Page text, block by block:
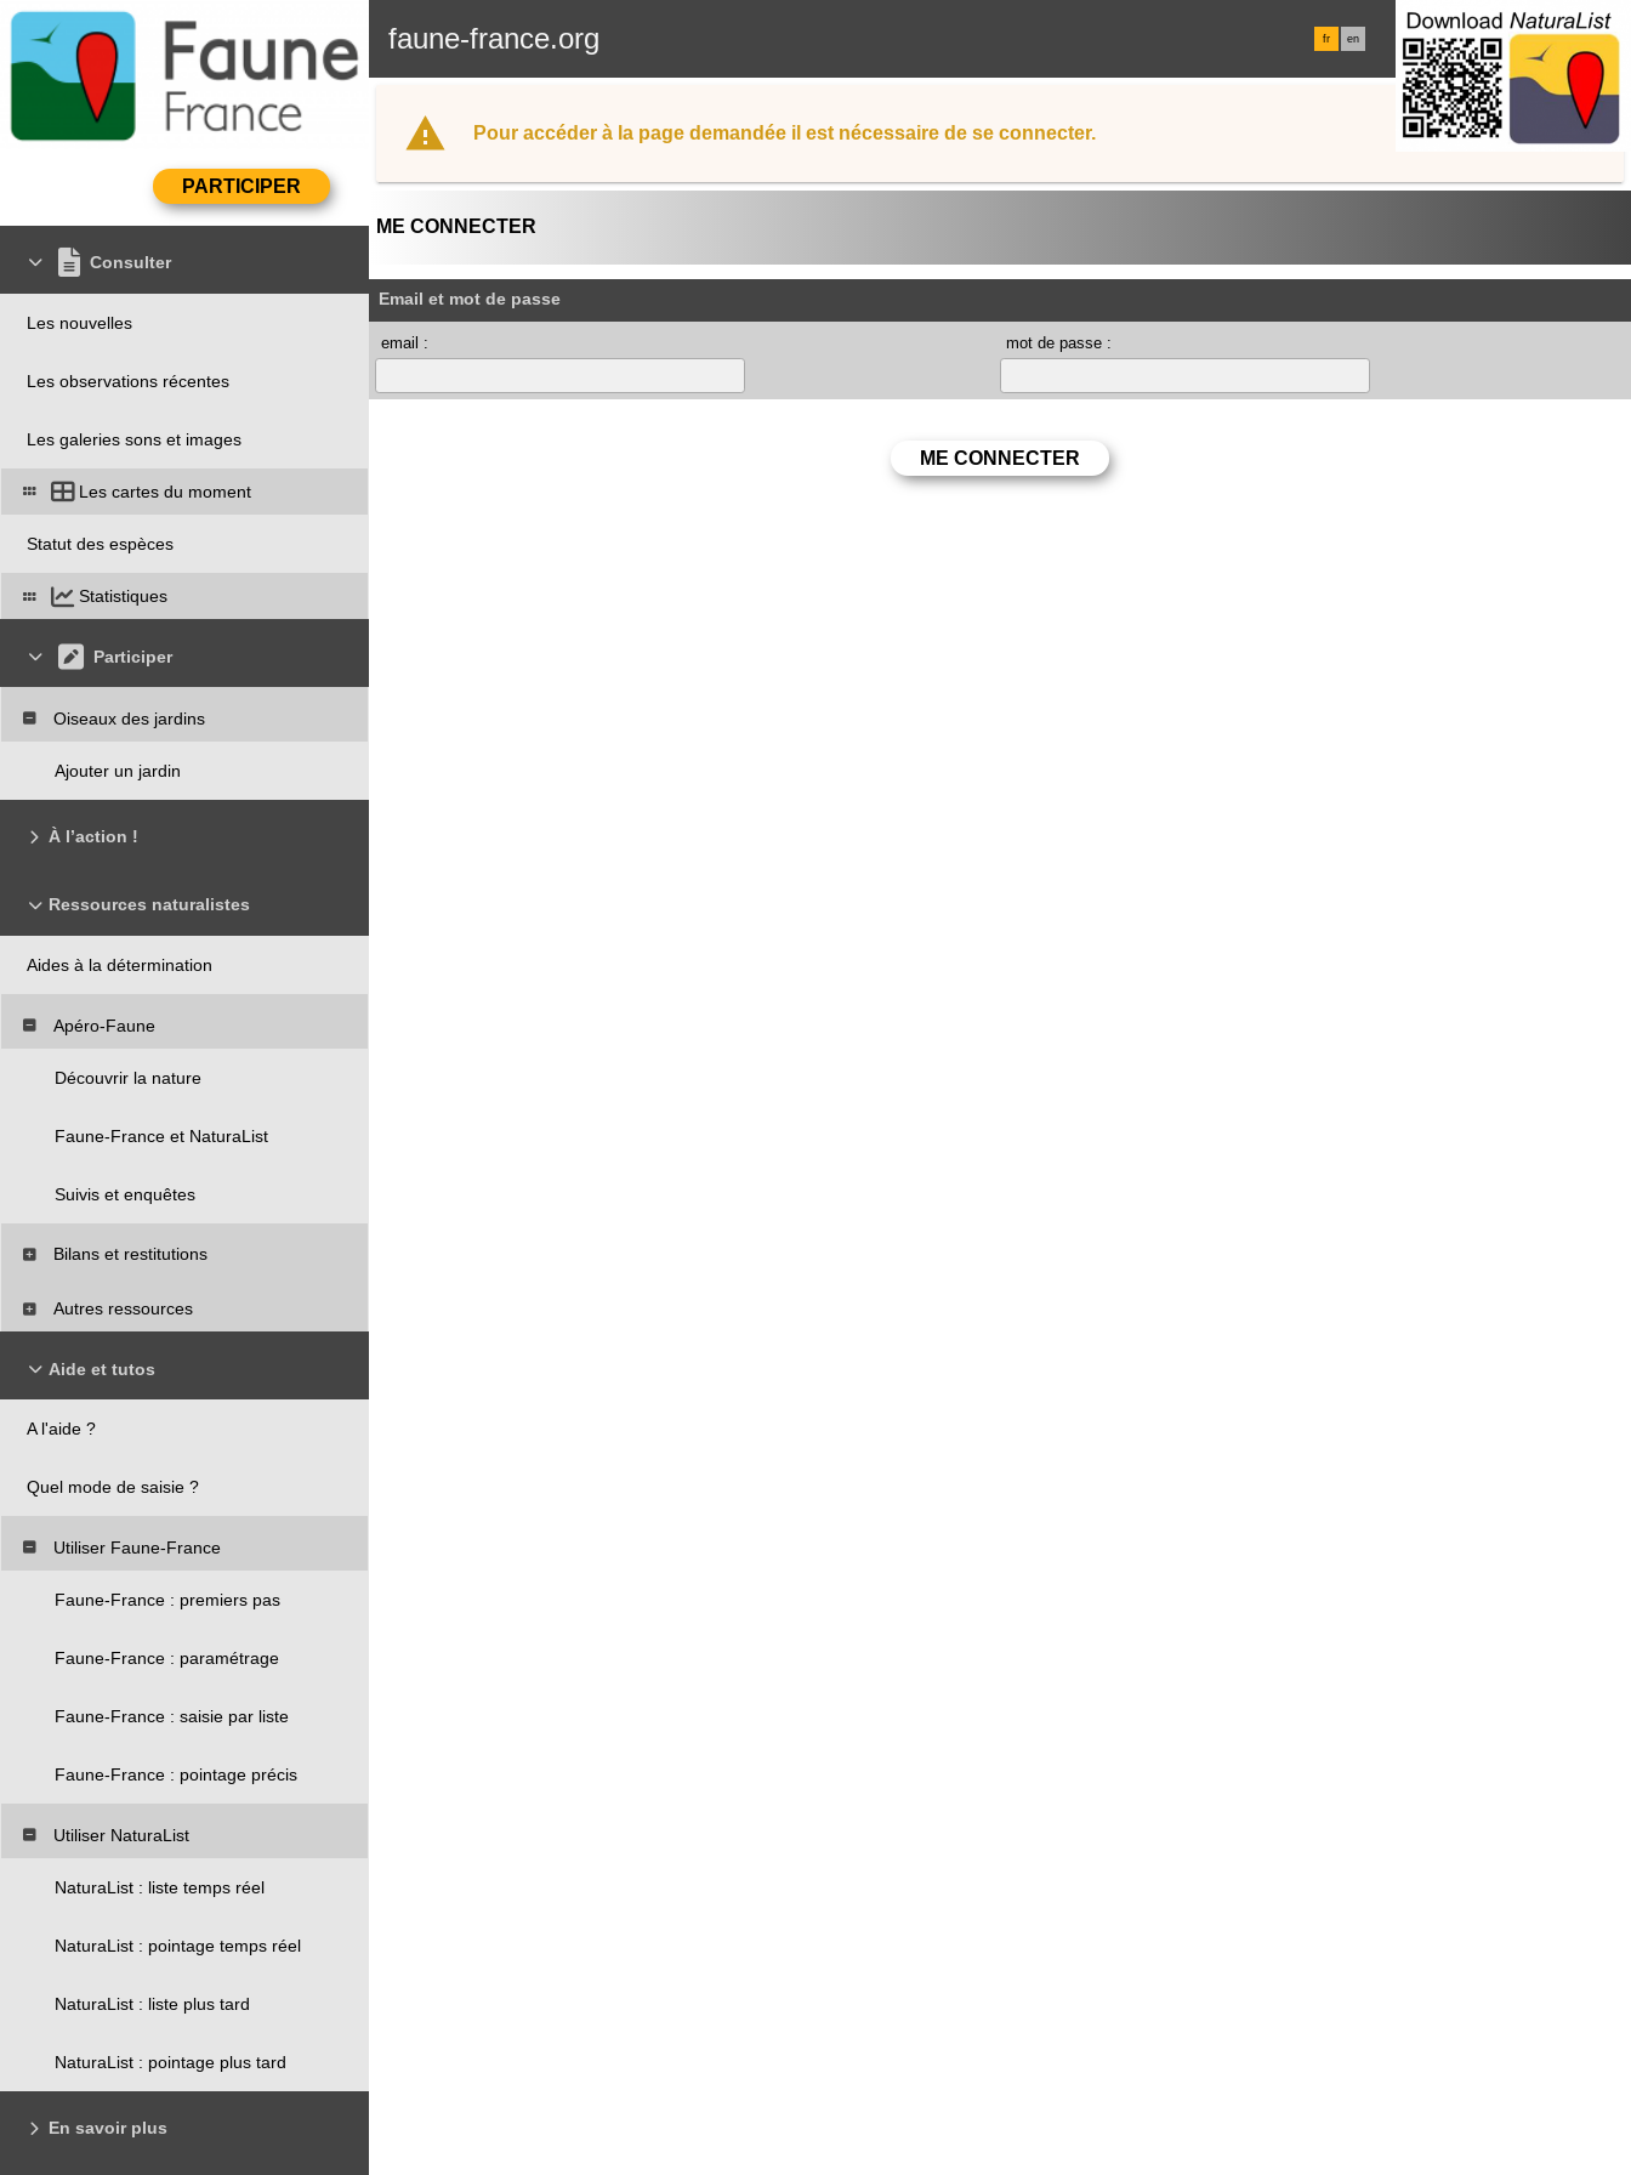
faune-france.org fr en
Consulter
Les nouvelles
Les observations récentes
Les galeries sons et images
Les cartes du moment
Statut des espèces
Statistiques
Participer
Oiseaux des jardins
Ajouter un jardin
À l’action !
Ressources naturalistes
Aides à la détermination
Apéro-Faune
Découvrir la nature
Faune-France et NaturaList
Suivis et enquêtes
Bilans et restitutions
Autres ressources
Aide et tutos
A l'aide ?
Quel mode de saisie ?
Utiliser Faune-France
Faune-France : premiers pas
Faune-France : paramétrage
Faune-France : saisie par liste
Faune-France : pointage précis
Utiliser NaturaList
NaturaList : liste temps réel
NaturaList : pointage temps réel
NaturaList : liste plus tard
NaturaList : pointage plus tard
En savoir plus
Pour accéder à la page demandée il est nécessaire de se connecter.
ME CONNECTER
Email et mot de passe
email : mot de passe :